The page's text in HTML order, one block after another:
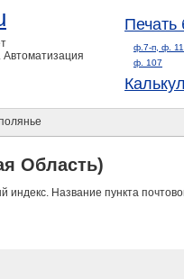
Автоматизация
Печать
ф.7-п, ф.
ф. 107
Область)
индекс. Название пункта